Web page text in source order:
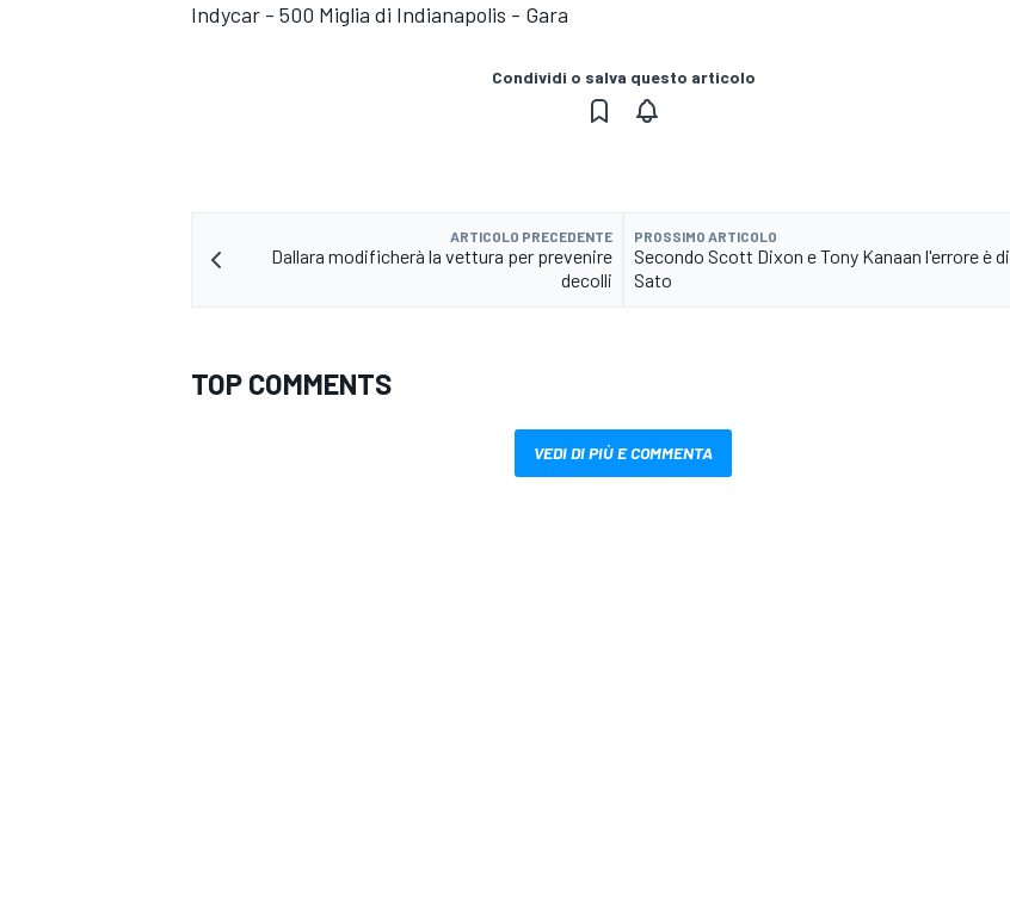
Indycar - 500 Miglia di Indianapolis - Gara
Condividi o salva questo articolo
ARTICOLO PRECEDENTE
Dallara modificherà la vettura per prevenire
decolli
PROSSIMO ARTICOLO
Secondo Scott Dixon e Tony Kanaan l'errore è di
Sato
TOP COMMENTS
VEDI DI PIÙ E COMMENTA